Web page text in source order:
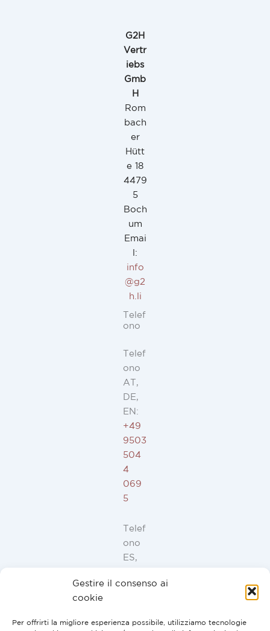
Gestire il consenso ai
cookie
Per offrirti la migliore esperienza possibile, utilizziamo tecnologie
G2H
Vertr
iebs
Gmb
H
Rom
bach
er
Hütt
e 18
4479
5
Boch
um
Emai
l:
info
@g2
h.li
Telef
ono
Telef
ono
AT,
DE,
EN:
+49
9503
504
4
069
5
Telef
ono
ES,
IT,